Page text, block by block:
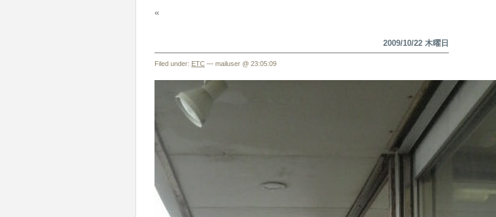
«
2009/10/22 木曜日
Filed under: ETC — mailuser @ 23:05:09